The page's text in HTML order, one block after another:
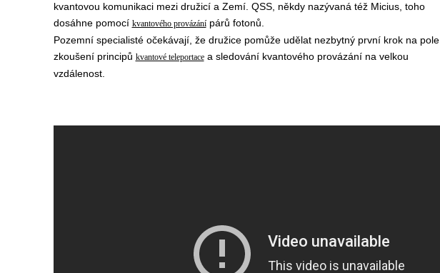
kvantovou komunikaci mezi družicí a Zemí. QSS, někdy nazývaná též Micius, toho
dosáhne pomocí kvantového provázánípárů fotonů.
Pozemní specialisté očekávají, že družice pomůže udělat nezbytný první krok na pole
zkoušení principů kvantové teleportacea sledování kvantového provázání na velkou
vzdálenost.